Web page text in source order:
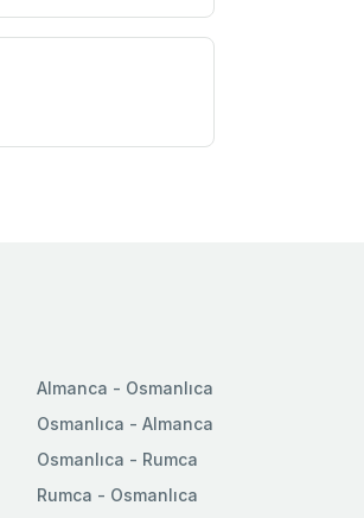
Almanca - Osmanlıca
Osmanlıca - Almanca
Osmanlıca - Rumca
Rumca - Osmanlıca